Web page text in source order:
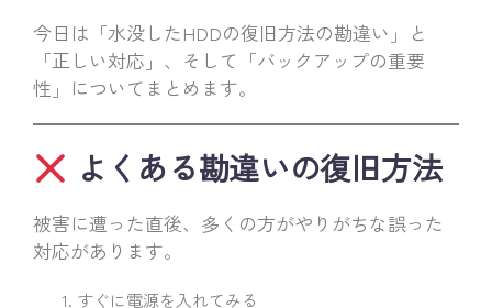
今日は「水没したHDDの復旧方法の勘違い」と
「正しい対応」、そして「バックアップの重要
性」についてまとめます。
よくある勘違いの復旧方法
被害に遭った直後、多くの方がやりがちな誤った
対応があります。
すぐに電源を入れてみる